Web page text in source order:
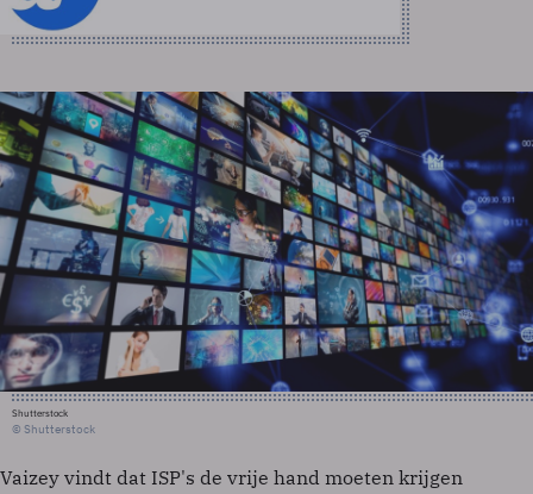
Shutterstock
© Shutterstock
Vaizey vindt dat ISP's de vrije hand moeten krijgen